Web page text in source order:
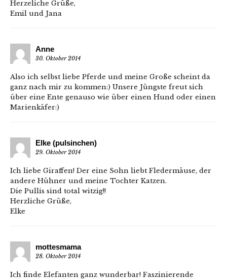
Herzeliche Grüße,
Emil und Jana
Anne
30. Oktober 2014
Also ich selbst liebe Pferde und meine Große scheint da
ganz nach mir zu kommen:) Unsere Jüngste freut sich
über eine Ente genauso wie über einen Hund oder einen
Marienkäfer:)
Elke (pulsinchen)
29. Oktober 2014
Ich liebe Giraffen! Der eine Sohn liebt Fledermäuse, der
andere Hühner und meine Tochter Katzen.
Die Pullis sind total witzig!!
Herzliche Grüße,
Elke
mottesmama
28. Oktober 2014
Ich finde Elefanten ganz wunderbar! Faszinierende